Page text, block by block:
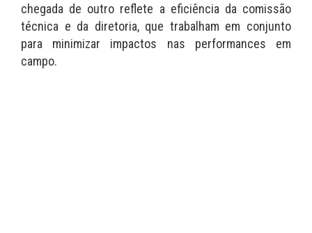
chegada de outro reflete a eficiência da comissão
técnica e da diretoria, que trabalham em conjunto
para minimizar impactos nas performances em
campo.